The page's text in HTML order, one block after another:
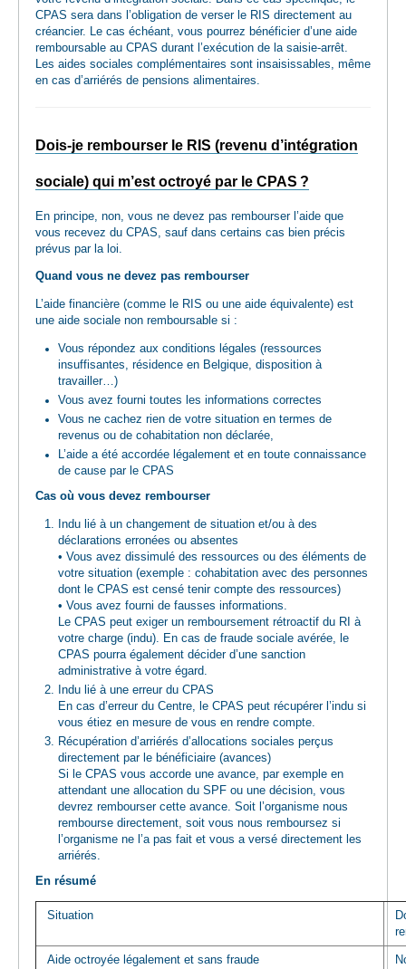
CPAS sera dans l’obligation de verser le RIS directement au
créancier. Le cas échéant, vous pourrez bénéficier d’une aide
remboursable au CPAS durant l’exécution de la saisie-arrêt.
Les aides sociales complémentaires sont insaisissables, même
en cas d’arriérés de pensions alimentaires.
Dois-je rembourser le RIS (revenu d’intégration
sociale) qui m’est octroyé par le CPAS ?
En principe, non, vous ne devez pas rembourser l’aide que
vous recevez du CPAS, sauf dans certains cas bien précis
prévus par la loi.
Quand vous ne devez pas rembourser
L’aide financière (comme le RIS ou une aide équivalente) est
une aide sociale non remboursable si :
Vous répondez aux conditions légales (ressources
insuffisantes, résidence en Belgique, disposition à
travailler…)
Vous avez fourni toutes les informations correctes
Vous ne cachez rien de votre situation en termes de
revenus ou de cohabitation non déclarée,
L’aide a été accordée légalement et en toute connaissance
de cause par le CPAS
Cas où vous devez rembourser
Indu lié à un changement de situation et/ou à des
déclarations erronées ou absentes
• Vous avez dissimulé des ressources ou des éléments de
votre situation (exemple : cohabitation avec des personnes
dont le CPAS est censé tenir compte des ressources)
• Vous avez fourni de fausses informations.
Le CPAS peut exiger un remboursement rétroactif du RI à
votre charge (indu). En cas de fraude sociale avérée, le
CPAS pourra également décider d’une sanction
administrative à votre égard.
Indu lié à une erreur du CPAS
En cas d’erreur du Centre, le CPAS peut récupérer l’indu si
vous étiez en mesure de vous en rendre compte.
Récupération d’arriérés d’allocations sociales perçus
directement par le bénéficiaire (avances)
​Si le CPAS vous accorde une avance, par exemple en
attendant une allocation du SPF ou une décision, vous
devrez rembourser cette avance. Soit l’organisme nous
rembourse directement, soit vous nous remboursez si
l’organisme ne l’a pas fait et vous a versé directement les
arriérés.
En résumé
Situation
Aide octroyée légalement et sans fraude